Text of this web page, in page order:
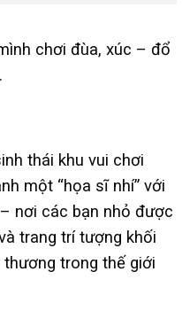
chơi đùa, xúc – đổ
thái khu vui chơi
một “họa sĩ nhí” với
nơi các bạn nhỏ được
trang trí tượng khối
trong thế giới